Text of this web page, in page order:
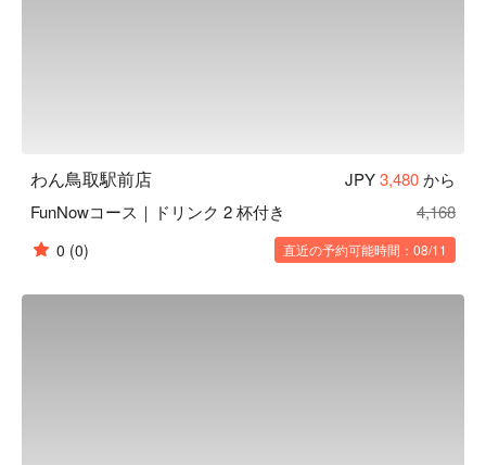
ダです。野菜を先に食べることでその後の糖質の吸収を穏や
かにし、急激な血糖値の上昇や糖の摂り過ぎを防ぐことがで
きます。おかわり自由で、ドレッシングも指定できます。
陶器のビール ：くいもの屋わんのビールは陶器で提供いた
わん鳥取駅前店 JPY3,480から
FunNowコース｜ドリンク 2 杯付き
4,168
0 (0) 直近の予約可能時間：08/11